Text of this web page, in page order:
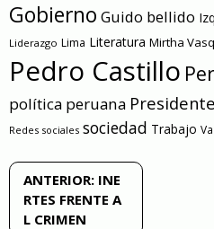
Gobierno Guido bellido
Liderazgo Lima Literatura Mirtha
Pedro Castillo
política peruana
Redes sociales sociedad Trabajo
Navegación
de
ANTERIOR: INE
RTES FRENTE A
L CRIMEN